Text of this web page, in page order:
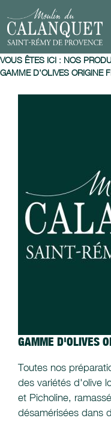
VOUS ÊTES ICI : NOS
GAMME D'OLIVES ORIGINE
GAMME D'OLIVES
Toutes nos
des variétés d'olive
et Picholine,
désamérisées dans